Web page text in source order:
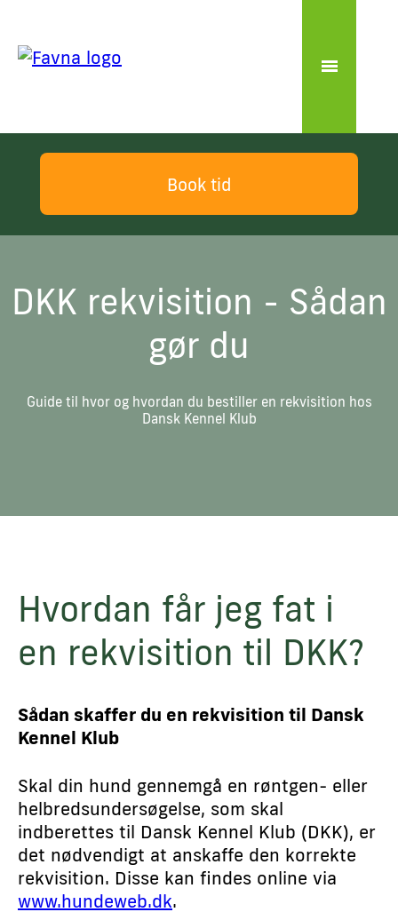
Book tid
DKK rekvisition - Sådan
gør du
Guide til hvor og hvordan du bestiller en rekvisition hos
Dansk Kennel Klub
Hvordan får jeg fat i
en rekvisition til DKK?
Sådan skaffer du en rekvisition til Dansk
Kennel Klub
Skal din hund gennemgå en røntgen- eller
helbredsundersøgelse, som skal
indberettes til Dansk Kennel Klub (DKK), er
det nødvendigt at anskaffe den korrekte
rekvisition. Disse kan findes online via
www.hundeweb.dk.